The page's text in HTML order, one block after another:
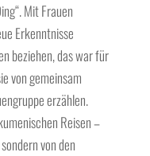
Mit Frauen
Erkenntnisse
beziehen, das war für
von gemeinsam
erzählen.
Reisen –
von den